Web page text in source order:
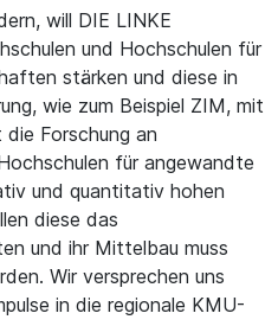
will DIE LINKE
und Hochschulen für
stärken und diese in
wie zum Beispiel ZIM, mit
Forschung an
für angewandte
und quantitativ hohen
diese das
und ihr Mittelbau muss
Wir versprechen uns
in die regionale KMU-